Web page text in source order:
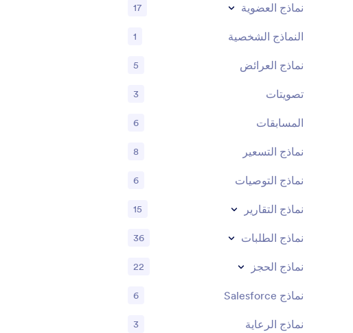
نماذج العضوية 17
النماذج الشخصية 1
نماذج العرائض 5
تصويتات 3
المسابقات 6
نماذج التسعير 8
نماذج التوصيات 6
نماذج التقارير 15
نماذج الطلبات 36
نماذج الحجز 22
نماذج Salesforce 6
نماذج الرعاية 3